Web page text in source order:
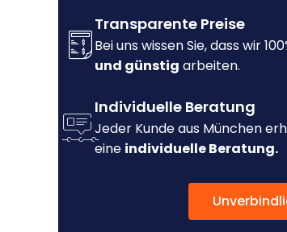
Transparente Preise
Bei uns wissen Sie, dass wir
und günstig arbeiten.
Individuelle Beratung
Jeder Kunde aus München
eine individuelle Beratung.